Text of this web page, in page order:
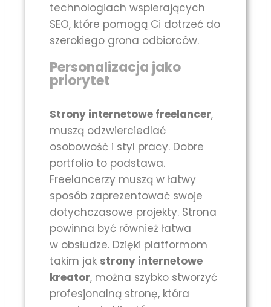
technologiach wspierających
SEO, które pomogą Ci dotrzeć do
szerokiego grona odbiorców.
Personalizacja jako
priorytet
Strony internetowe freelancer,
muszą odzwierciedlać
osobowość i styl pracy. Dobre
portfolio to podstawa.
Freelancerzy muszą w łatwy
sposób zaprezentować swoje
dotychczasowe projekty. Strona
powinna być również łatwa
w obsłudze. Dzięki platformom
takim jak strony internetowe
kreator, można szybko stworzyć
profesjonalną stronę, która